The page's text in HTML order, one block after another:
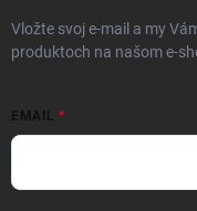
Vložte svoj e-mail a my
produktoch na našom e-
EMAIL